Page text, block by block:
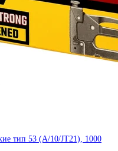
тип 53 (A/10/JT21), 1000